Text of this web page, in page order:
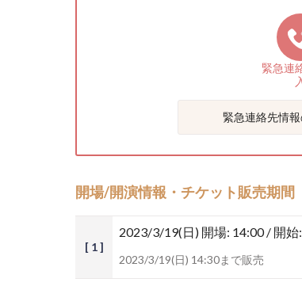
緊急連
緊急連絡先情
開場/開演情報・チケット販売期間
[ 1 ]
2023/3/19(日) 開場: 14:00 / 開
2023/3/19(日) 14:30まで販売